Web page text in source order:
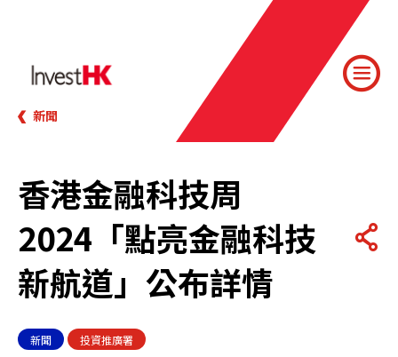
新聞
香港金融科技周
2024「點亮金融科技
新航道」公布詳情
新聞 投資推廣署